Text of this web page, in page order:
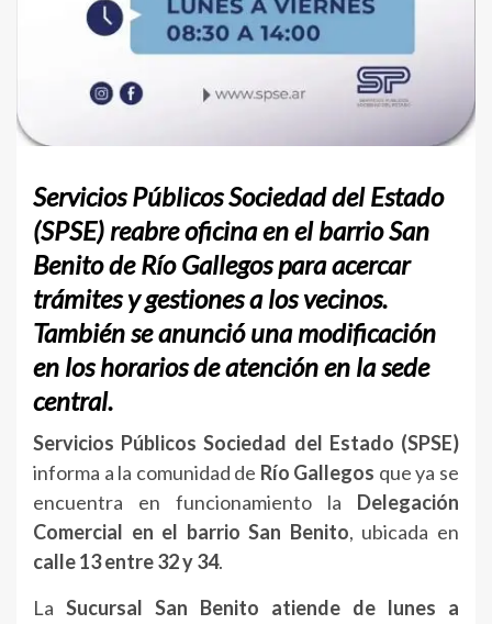
Servicios Públicos Sociedad del Estado
(SPSE) reabre oficina en el barrio San
Benito de Río Gallegos para acercar
trámites y gestiones a los vecinos.
También se anunció una modificación
en los horarios de atención en la sede
central.
Servicios Públicos Sociedad del Estado (SPSE)
informa a la comunidad de Río Gallegos que ya se
encuentra en funcionamiento la Delegación
Comercial en el barrio San Benito, ubicada en
calle 13 entre 32 y 34.
La Sucursal San Benito atiende de lunes a